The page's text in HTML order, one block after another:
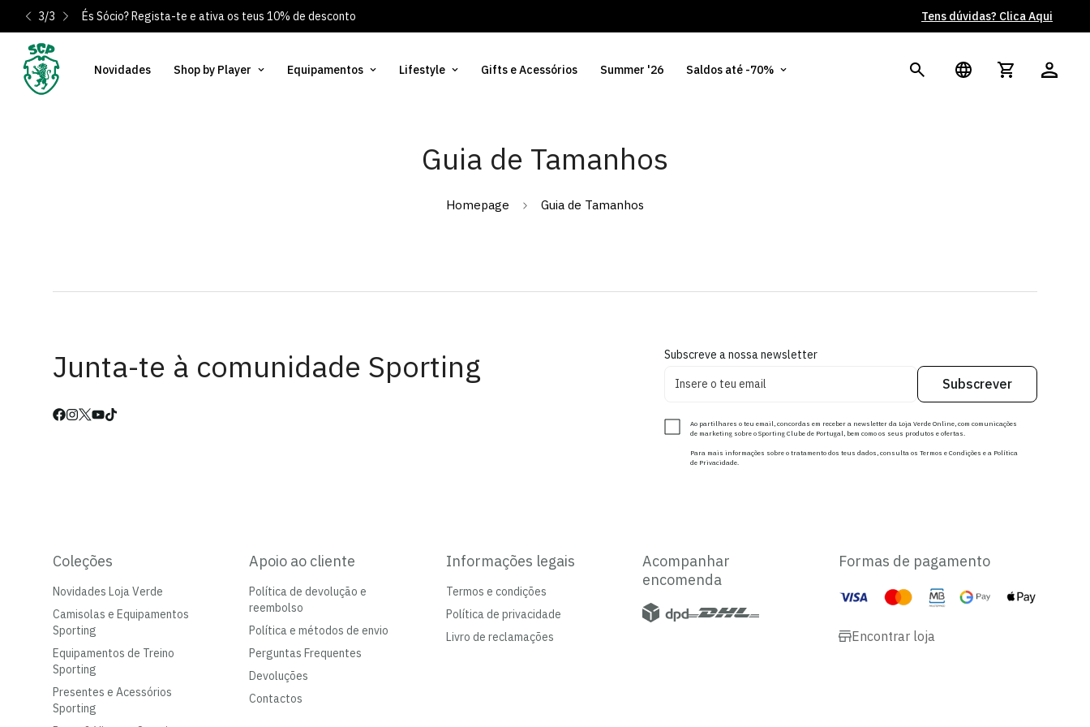
És Sócio? Regista-te e ativa os teus 10% de desconto Tens dúvidas? Clica Aqui
3/3
Novidades Shop by Player Equipamentos Lifestyle Gifts e Acessórios Summer '26 Saldos até -70%
Guia de Tamanhos
Homepage Guia de Tamanhos
Junta-te à comunidade Sporting Subscreve a nossa newsletter
Subscrever
Ao partilhares o teu email, concordas em receber a newsletter da Loja Verde Online, com comunicações
de marketing sobre o Sporting Clube de Portugal, bem como os seus produtos e ofertas.
Para mais informações sobre o tratamento dos teus dados, consulta os Termos e Condições e a Política
de Privacidade.
Coleções
Novidades Loja Verde
Camisolas e Equipamentos
Sporting
Equipamentos de Treino
Sporting
Presentes e Acessórios
Sporting
Apoio ao cliente
Política de devolução e
reembolso
Política e métodos de envio
Perguntas Frequentes
Devoluções
Contactos
Informações legais
Termos e condições
Política de privacidade
Livro de reclamações
Acompanhar
encomenda
Formas de pagamento
Encontrar loja